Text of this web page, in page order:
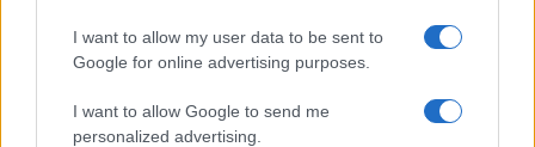
I want to allow my user data to be sent to
Google for online advertising purposes.
I want to allow Google to send me
personalized advertising.